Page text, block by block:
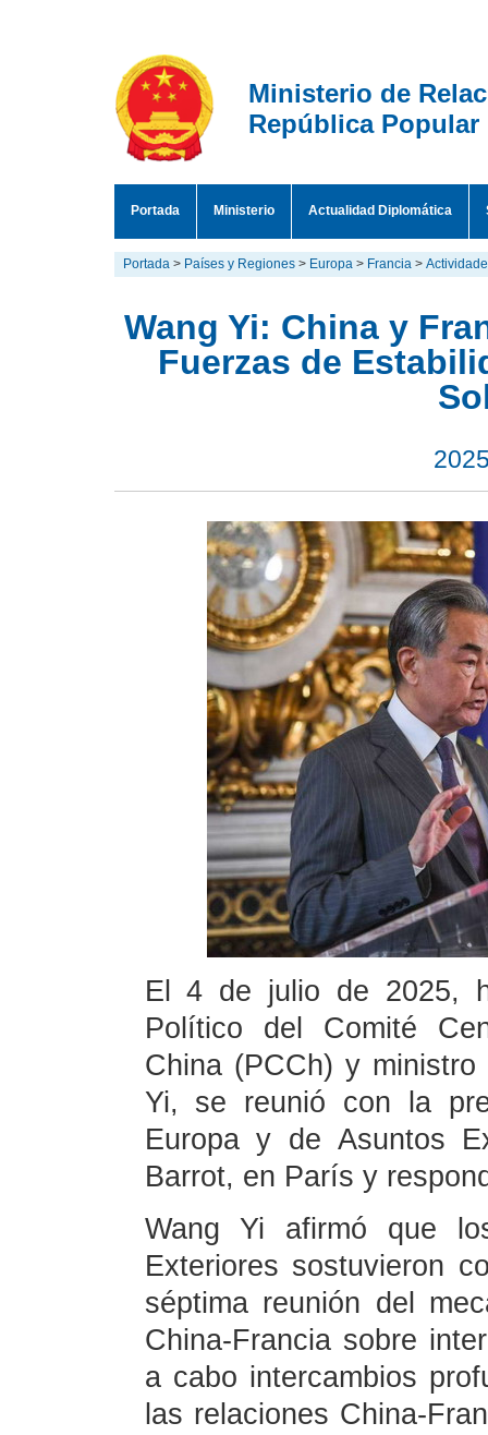
Ministerio de
República Popular
Portada Ministerio Actualidad Diplomática
Portada > Países y Regiones > Europa > Francia >
Wang Yi: China y
Fuerzas de
El 4 de julio de 2025,
Político del Comité
China (PCCh) y
Yi, se reunió con la
Europa y de Asuntos
Barrot, en París y
Wang Yi afirmó que
Exteriores sostuvieron
séptima reunión del
China-Francia sobre
a cabo intercambios
las relaciones China-